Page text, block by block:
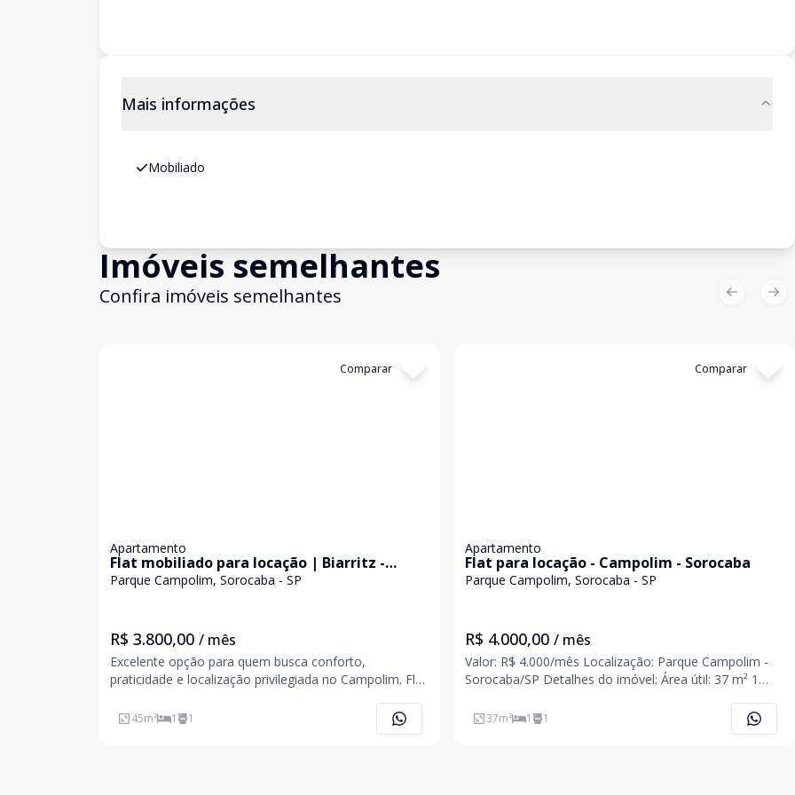
Mais informações
Mobiliado
Imóveis semelhantes
Confira imóveis semelhantes
Comparar
Apartamento
Flat mobiliado para locação | Biarritz -
Parque Campolim | Sorocaba
Parque Campolim, Sorocaba - SP
R$ 3.800,00 / mês
Excelente opção para quem busca conforto,
praticidade e localização privilegiada no Campolim. Flat
em uma das regiões mais valorizadas de Sorocaba,
próximo a comércios, restaurantes, supermercados e
45m² 1 1
Comparar
Apartamento
Flat para locação - Campolim - Sorocaba
Parque Campolim, Sorocaba - SP
R$ 4.000,00 / mês
Valor: R$ 4.000/mês Localização: Parque Campolim -
Sorocaba/SP Detalhes do imóvel: Área útil: 37 m² 1
flat totalmente mobiliado, localizado em uma das
37m² 1 1
Previous